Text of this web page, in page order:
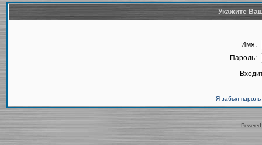
Укажите
Имя:
Пароль:
Я забыл пароль